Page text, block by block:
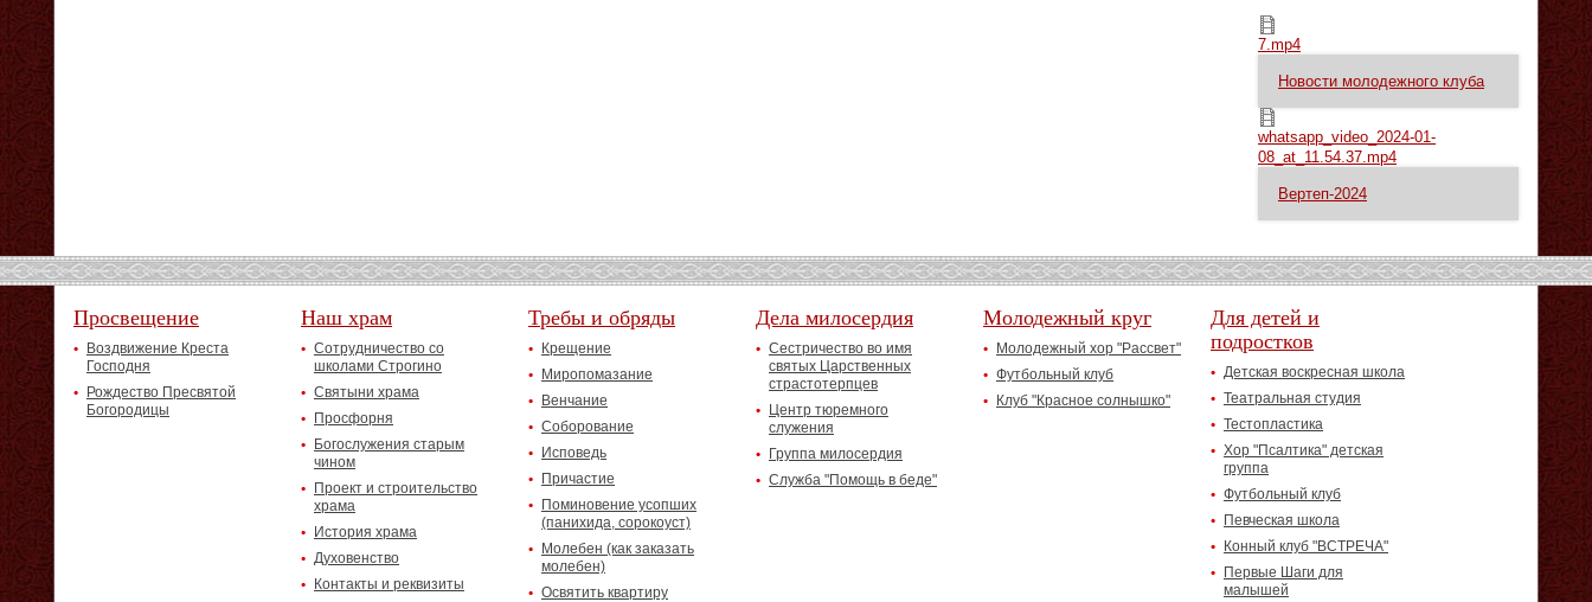
7.mp4
7.mp4
Новости молодежного клуба
whatsapp_video_2024-01-08_at_11.54.37.mp4
whatsapp_video_2024-01-
08_at_11.54.37.mp4
Вертеп-2024
Просвещение
Воздвижение Креста
Господня
Рождество Пресвятой
Богородицы
Наш храм
Сотрудничество со
школами Строгино
Святыни храма
Просфорня
Богослужения старым
чином
Проект и строительство
храма
История храма
Духовенство
Контакты и реквизиты
Требы и обряды
Крещение
Миропомазание
Венчание
Соборование
Исповедь
Причастие
Поминовение усопших
(панихида, сорокоуст)
Молебен (как заказать
молебен)
Освятить квартиру
Дела милосердия
Сестричество во имя
святых Царственных
страстотерпцев
Центр тюремного
служения
Группа милосердия
Служба "Помощь в беде"
Молодежный круг
Молодежный хор "Рассвет"
Футбольный клуб
Клуб "Красное солнышко"
Для детей и
подростков
Детская воскресная школа
Театральная студия
Тестопластика
Хор "Псалтика" детская
группа
Футбольный клуб
Певческая школа
Конный клуб "ВСТРЕЧА"
Первые Шаги для
малышей